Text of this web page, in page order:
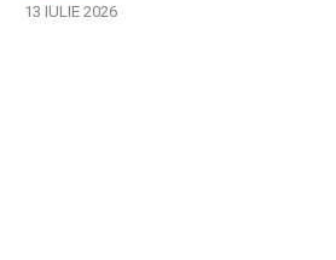
13 IULIE 2026